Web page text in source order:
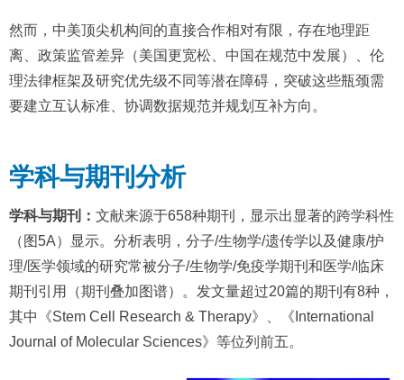
然而，中美顶尖机构间的直接合作相对有限，存在地理距
离、政策监管差异（美国更宽松、中国在规范中发展）、伦
理法律框架及研究优先级不同等潜在障碍，突破这些瓶颈需
要建立互认标准、协调数据规范并规划互补方向。
学科与期刊分析
学科与期刊： 文献来源于658种期刊，显示出显著的跨学科性
（图5A）显示。分析表明，分子/生物学/遗传学以及健康/护
理/医学领域的研究常被分子/生物学/免疫学期刊和医学/临床
期刊引用（期刊叠加图谱）。发文量超过20篇的期刊有8种，
其中《Stem Cell Research & Therapy》、《International
Journal of Molecular Sciences》等位列前五。